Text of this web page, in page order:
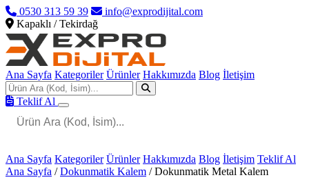
0530 313 59 39
info@exprodijital.com
Kapaklı / Tekirdağ
Ana Sayfa Kategoriler Ürünler Hakkımızda Blog İletişim
Teklif Al
Ana Sayfa Kategoriler Ürünler Hakkımızda Blog İletişim Teklif Al
Ana Sayfa / Dokunmatik Kalem / Dokunmatik Metal Kalem